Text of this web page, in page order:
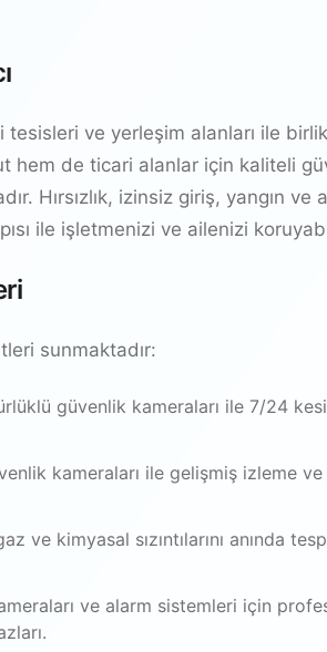
ve yerleşim alanları ile
hem de ticari alanlar için kaliteli
Hırsızlık, izinsiz giriş, yangın ve
ile işletmenizi ve ailenizi
sunmaktadır:
güvenlik kameraları ile 7/24
kameraları ile gelişmiş izleme
ve kimyasal sızıntılarını anında
ve alarm sistemleri için